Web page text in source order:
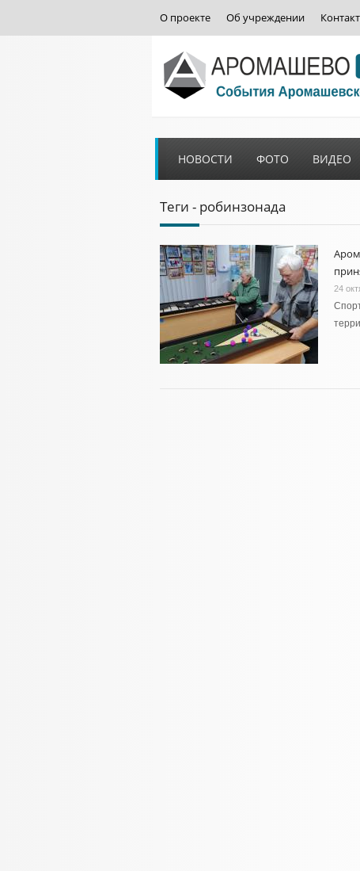
О проекте Об учреждении
НОВОСТИ ФОТО ВИДЕО
Теги - робинзонада
24